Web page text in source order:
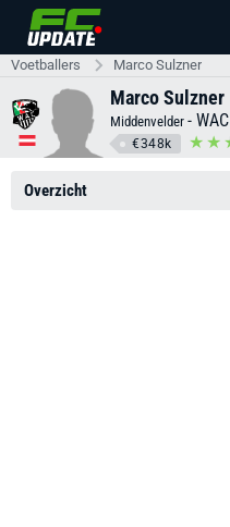
Voetballers Marco Sulzner
Marco Sulzner
Middenvelder - WAC
€348k
Overzicht